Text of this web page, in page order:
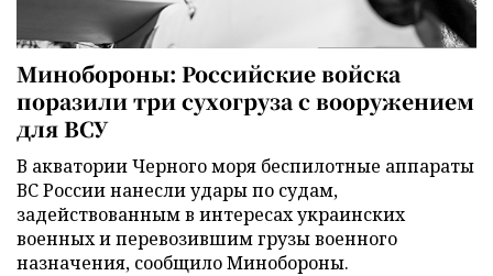
Минобороны: Российские войска
поразили три сухогруза с вооружением
для ВСУ
В акватории Черного моря беспилотные аппараты
ВС России нанесли удары по судам,
задействованным в интересах украинских
военных и перевозившим грузы военного
назначения, сообщило Минобороны.